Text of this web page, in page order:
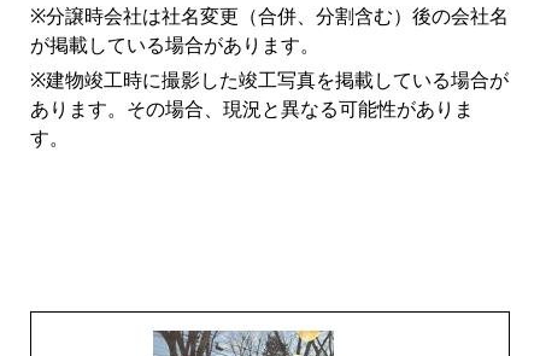
※分譲時会社は社名変更（合併、分割含む）後の会社名
が掲載している場合があります。
※建物竣工時に撮影した竣工写真を掲載している場合が
あります。その場合、現況と異なる可能性がありま
す。